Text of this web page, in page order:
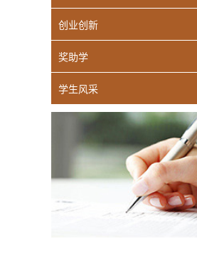
创业创新
奖助学
学生风采